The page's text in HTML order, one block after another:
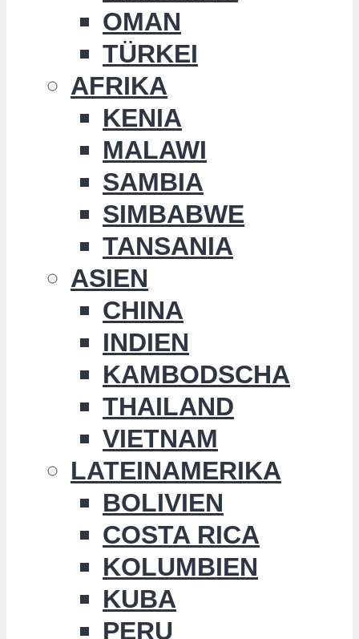
OMAN
TÜRKEI
AFRIKA
KENIA
MALAWI
SAMBIA
SIMBABWE
TANSANIA
ASIEN
CHINA
INDIEN
KAMBODSCHA
THAILAND
VIETNAM
LATEINAMERIKA
BOLIVIEN
COSTA RICA
KOLUMBIEN
KUBA
PERU